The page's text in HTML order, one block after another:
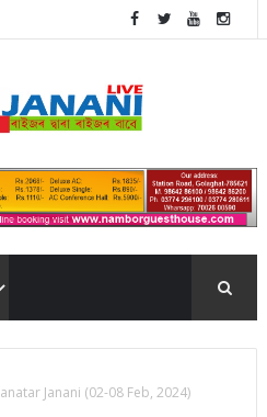
Janani (02-08 Feb, 2024)